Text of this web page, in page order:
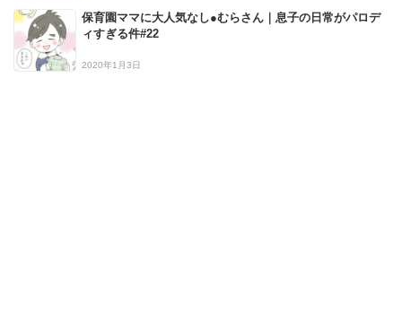
保育園ママに大人気なし●むらさん｜息子の日常がパロデ
ィすぎる件#22
2020年1月3日